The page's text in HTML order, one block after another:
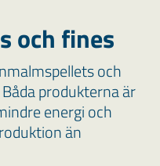
och fines
och
produkterna är
energi och
än